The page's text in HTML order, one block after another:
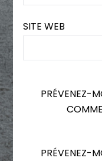
SITE WEB
PRÉVENEZ-
PRÉVENEZ-